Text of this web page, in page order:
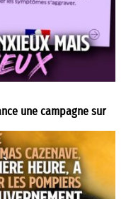
une campagne sur